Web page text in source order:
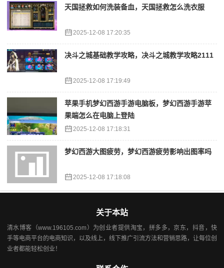
天国拯救如何洗装备血，天国拯救怎么洗衣服
2025-12-08 17:20:35
决斗之城基础教学攻略，决斗之城教学攻略2111
2025-12-08 17:19:49
苹果手机梦幻西游手游电脑板，梦幻西游手游苹
果端怎么在电脑上登陆
2025-12-08 17:18:31
梦幻西游大图疲劳，梦幻西游疲劳影响出图率吗
2025-12-08 17:18:08
关于本站
清水博客（www.196105.com）为创业者提供淘宝，拼多多，京东，抖音，快
手等电商平台的电商知识，以及线上，线下推广引流方法和营销思路，让每位创
业者都能轻松创业！